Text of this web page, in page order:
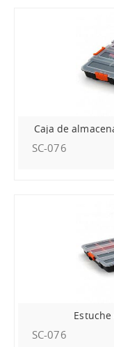
Caja de
SC-076
SC-076